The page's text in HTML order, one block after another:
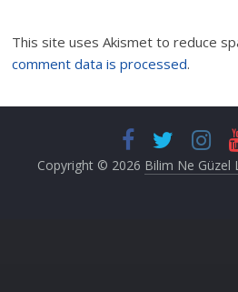
This site uses Akismet to reduce
comment data is processed.
Copyright © 2026 Bilim Ne Güzel